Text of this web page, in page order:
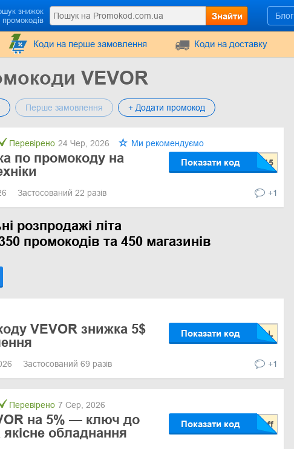
знижок
промокодів
Знайти Блог
Коди на перше замовлення Коди на доставку
VEVOR
Перше замовлення + Додати промокод
Перевірено 24 Чер, 2026 Ми рекомендуємо
по промокоду на
Показати код
Застосований 22 разів +1
розпродажі літа
промокодів та 450 магазинів
VEVOR знижка 5$
Показати код
Застосований 69 разів +1
Перевірено 7 Сер, 2026
на 5% — ключ до
обладнання
Показати код